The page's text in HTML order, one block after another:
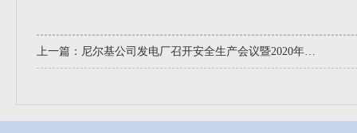
上一篇： 尼尔基公司发电厂召开安全生产会议暨2020年春季检修动员布置会